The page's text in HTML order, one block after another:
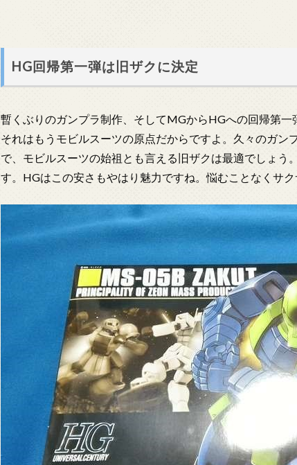
HG回帰第一弾は旧ザクに決定
暫くぶりのガンプラ制作、そしてMGからHGへの回帰第一
それはもうモビルスーツの原点だからですよ。久々のガン
で、モビルスーツの始祖とも言える旧ザクは最適でしょう
す。HGはこの安さもやはり魅力ですね。悩むことなくサク